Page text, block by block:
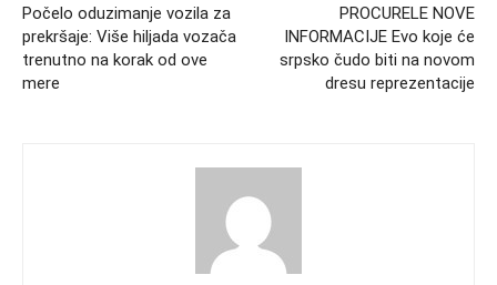
Počelo oduzimanje vozila za
prekršaje: Više hiljada vozača
trenutno na korak od ove
mere
PROCURELE NOVE
INFORMACIJE Evo koje će
srpsko čudo biti na novom
dresu reprezentacije